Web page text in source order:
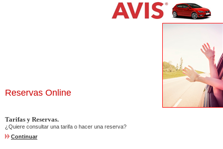
Reservas Online
Tarifas y Reservas.
¿Quiere consultar una tarifa o hacer una reserva?
Continuar